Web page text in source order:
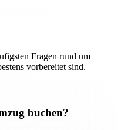
Fragen rund um
vorbereitet sind.
buchen?